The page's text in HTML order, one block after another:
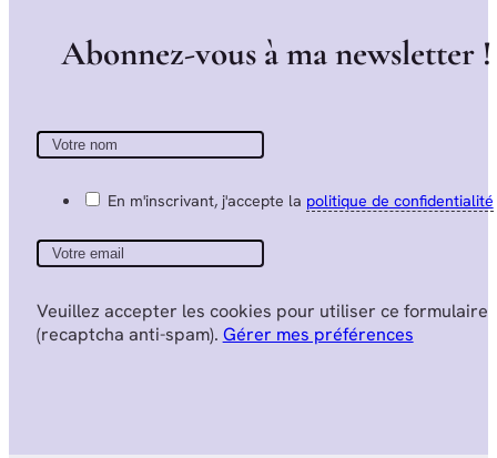
Abonnez-vous àmanewsletter !
En m'inscrivant, j'accepte la politique de confidentialité
Veuillez accepter les cookies pour utiliser ce formulaire
(recaptcha anti-spam). Gérer mes préférences